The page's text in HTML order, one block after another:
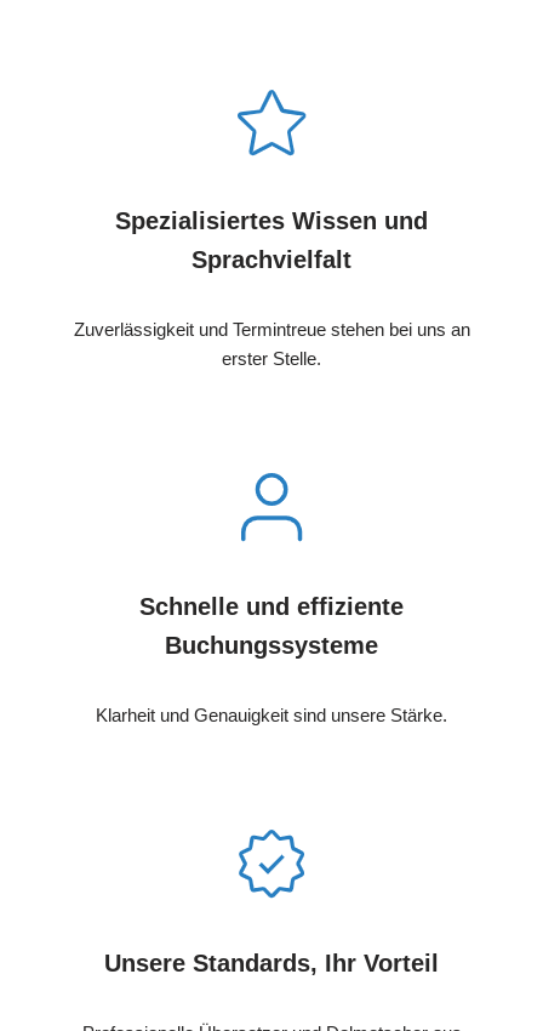
Spezialisiertes Wissen und
Sprachvielfalt
Zuverlässigkeit und Termintreue stehen bei uns an
erster Stelle.
Schnelle und effiziente
Buchungssysteme
Klarheit und Genauigkeit sind unsere Stärke.
Unsere Standards, Ihr Vorteil